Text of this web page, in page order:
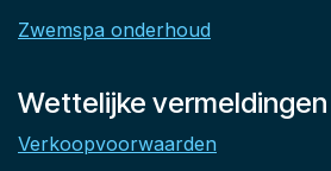
Zwemspa onderhoud
Wettelijke vermeldingen
Verkoopvoorwaarden